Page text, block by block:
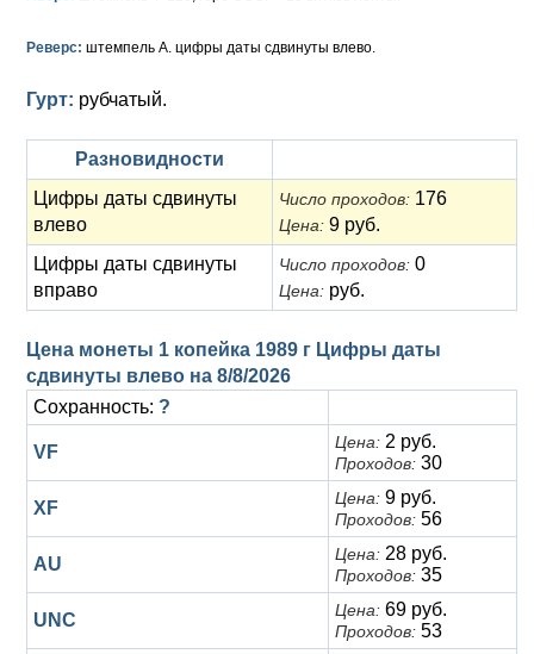
Для Молдавии и Валахии
Таврические монеты
Медь
Для Пруссии
Ливонезы
Альбертусталер
Петр II (1727-1730)
Екатерина I (1725-1727)
Петр I (1682-1725)
Золото
Серебро
Медь
Для Речи Посполитой
Реверс: штемпель А. цифры даты сдвинуты влево.
Гурт: рубчатый.
Разновидности
Цифры даты сдвинуты
влево
Число проходов: 176
Цена: 9 руб.
Цифры даты сдвинуты
вправо
Число проходов: 0
Цена: руб.
Цена монеты 1 копейка 1989 г Цифры даты
сдвинуты влево на 8/8/2026
Сохранность: ?
VF Цена: 2 руб.
Проходов: 30
XF Цена: 9 руб.
Проходов: 56
AU Цена: 28 руб.
Проходов: 35
UNC Цена: 69 руб.
Проходов: 53